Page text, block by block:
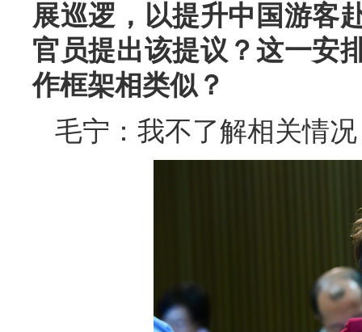
展巡逻，以提升中国游客
官员提出该提议？这一安
作框架相类似？
毛宁：我不了解相关情